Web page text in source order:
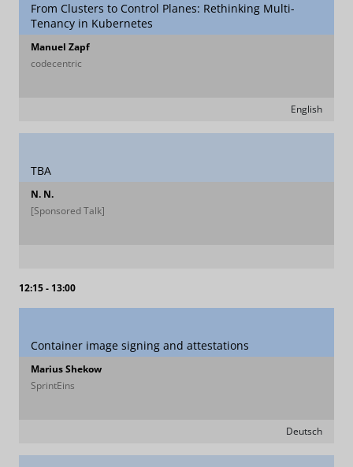
From Clusters to Control Planes: Rethinking Multi-
Tenancy in Kubernetes
Manuel Zapf
codecentric
English
TBA
N. N.
[Sponsored Talk]
12:15 - 13:00
Container image signing and attestations
Marius Shekow
SprintEins
Deutsch